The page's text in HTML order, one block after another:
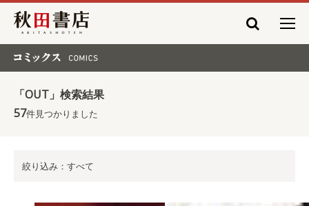
秋田書店
「OUT」検索結果
57件見つかりました
絞り込み：すべて